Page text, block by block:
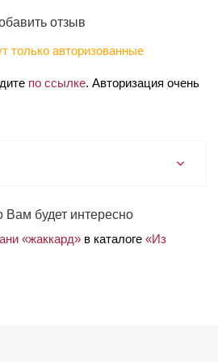
отзыв
только авторизованные
по ссылке. Авторизация очень
Вам будет интересно
«жаккард» в каталоге «Из